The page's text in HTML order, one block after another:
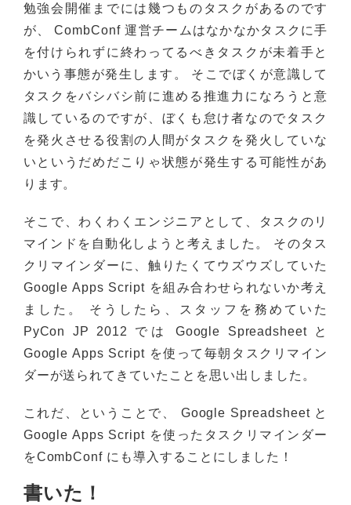
勉強会開催までには幾つものタスクがあるのです
が、 CombConf 運営チームはなかなかタスクに手
を付けられずに終わってるべきタスクが未着手と
かいう事態が発生します。 そこでぼくが意識して
タスクをバシバシ前に進める推進力になろうと意
識しているのですが、ぼくも怠け者なのでタスク
を発火させる役割の人間がタスクを発火していな
いというだめだこりゃ状態が発生する可能性があ
ります。
そこで、わくわくエンジニアとして、タスクのリ
マインドを自動化しようと考えました。 そのタス
クリマインダーに、触りたくてウズウズしていた
Google Apps Script を組み合わせられないか考え
ました。 そうしたら、スタッフを務めていた
PyCon JP 2012 では Google Spreadsheet と
Google Apps Script を使って毎朝タスクリマイン
ダーが送られてきていたことを思い出しました。
これだ、ということで、 Google Spreadsheet と
Google Apps Script を使ったタスクリマインダー
をCombConf にも導入することにしました！
書いた！